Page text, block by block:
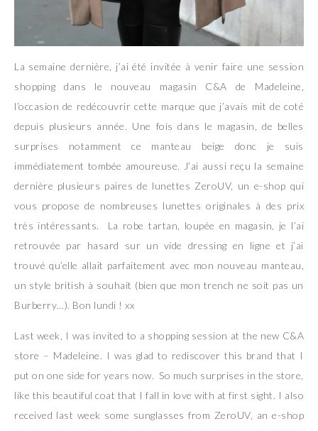
La semaine dernière, j’ai été invitée à venir faire une session
shopping dans le nouveau magasin C&A de Madeleine,
l’occasion de redécouvrir cette marque que j’avais mit de coté
depuis plusieurs année. Une fois dans le magasin, de belles
surprises notamment ce manteau beige donc je suis
immédiatement tombée amoureuse. J’ai aussi reçu la semaine
dernière plusieurs paires de lunettes ZeroUV, un e-shop qui
vous propose de nombreuses lunettes originales à des prix
très intéressants. La robe tartan, loupée en magasin, je l’ai
retrouvée par hasard sur un vide dressing en ligne et j’ai
trouvé qu’elle allait parfaitement avec mon nouveau manteau,
un style british à souhait (bien que mon trench ne soit pas un
Burberry…). Bon lundi ! xx
Last week, I was invited to a shopping session at the new C&A
store – Madeleine. I was glad to rediscover this brand that I
put on one side for years now. So much surprises in the store,
like this beautiful coat that I fall in love with at first sight. I also
received last week some sunglasses from ZeroUV, an e-shop